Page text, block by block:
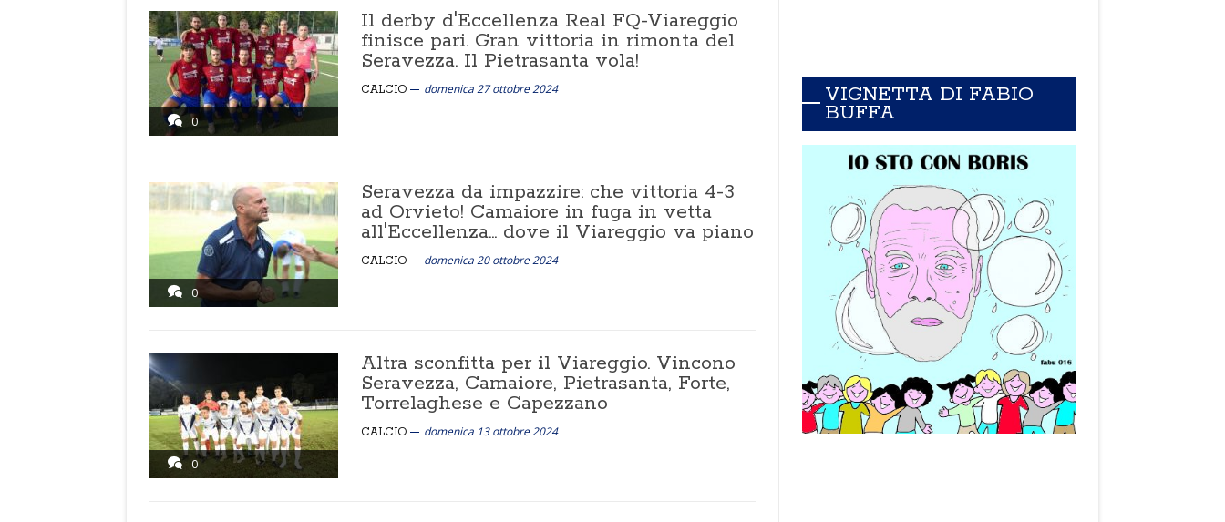
0
Il derby d'Eccellenza Real FQ-Viareggio
finisce pari. Gran vittoria in rimonta del
Seravezza. Il Pietrasanta vola!
CALCIO domenica 27 ottobre 2024
0
Seravezza da impazzire: che vittoria 4-3
ad Orvieto! Camaiore in fuga in vetta
all'Eccellenza... dove il Viareggio va piano
CALCIO domenica 20 ottobre 2024
0
Altra sconfitta per il Viareggio. Vincono
Seravezza, Camaiore, Pietrasanta, Forte,
Torrelaghese e Capezzano
CALCIO domenica 13 ottobre 2024
VIGNETTA DI FABIO
BUFFA